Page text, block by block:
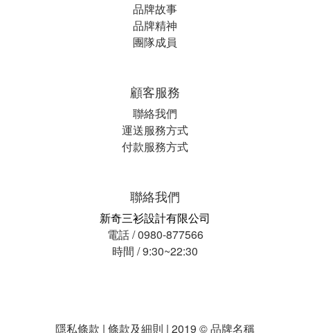
品牌故事
品牌精神
團隊成員
顧客服務
聯絡我們
運送服務方式
付款服務方式
聯絡我們
新奇三衫設計有限公司
電話 / 0980-877566
時間 / 9:30~22:30
隱私條款 | 條款及細則 | 2019 © 品牌名稱